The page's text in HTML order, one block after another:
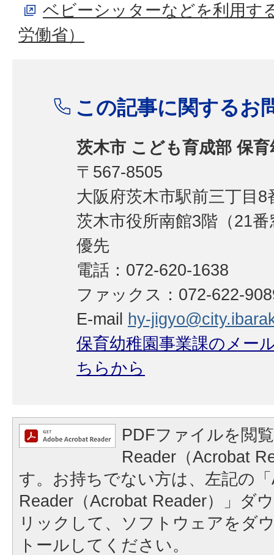
ベビーシッターなどを利用す
労働省）
この記事に関するお
茨木市 こども育成部 保
〒567-8505
大阪府茨木市駅前三丁目8
茨木市役所南館3階（21
優先
電話：072-620-1638
ファックス：072-622-
E-mail hy-
保育幼稚園事業課のメー
ちらから
PDFファイルを閲
Reader（Acrobat
す。お持ちでない方は、左記の
Reader（Acrobat Reader）」ダ
リックして、ソフトウェアをダ
トールしてください。